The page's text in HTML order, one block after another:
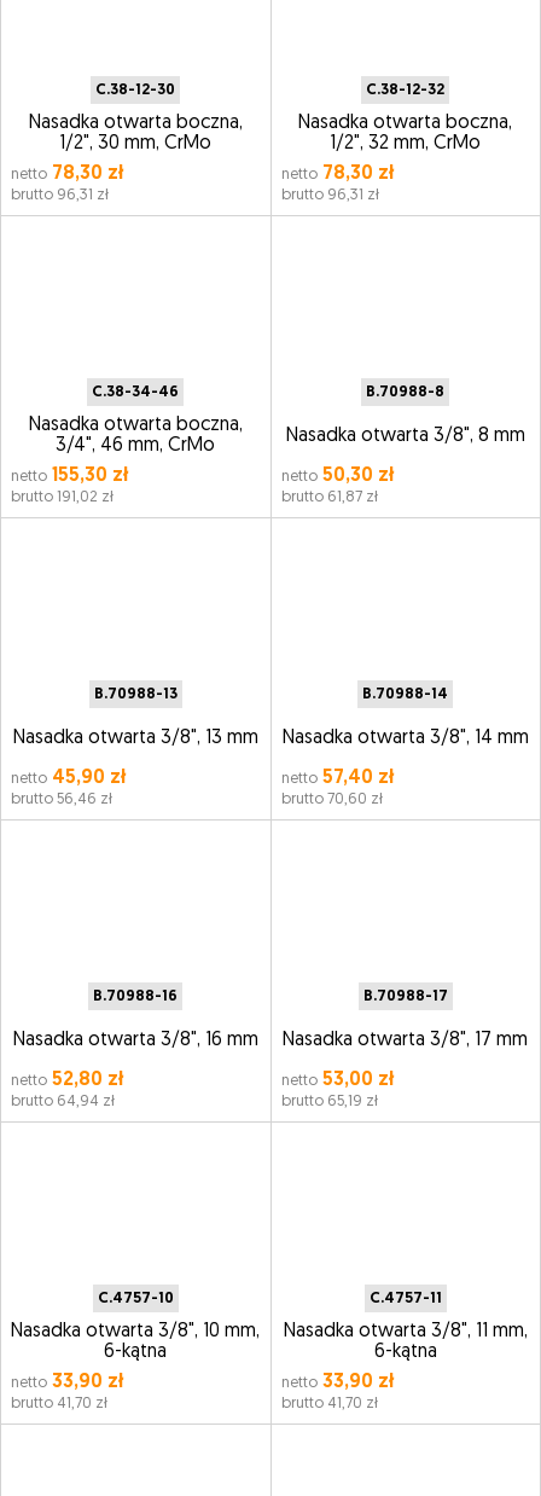
C.38-12-30
Nasadka otwarta boczna,
1/2", 30 mm, CrMo
netto 78,30 zł
brutto 96,31 zł
C.38-12-32
Nasadka otwarta boczna,
1/2", 32 mm, CrMo
netto78,30 zł
brutto 96,31 zł
C.38-34-46
Nasadka otwarta boczna,
3/4", 46 mm, CrMo
netto 155,30 zł
brutto 191,02 zł
B.70988-8
Nasadka otwarta 3/8", 8 mm
netto50,30 zł
brutto 61,87 zł
B.70988-13
Nasadka otwarta 3/8", 13 mm
netto 45,90 zł
brutto 56,46 zł
B.70988-14
Nasadka otwarta 3/8", 14 mm
netto57,40 zł
brutto 70,60 zł
B.70988-16
Nasadka otwarta 3/8", 16 mm
netto 52,80 zł
brutto 64,94 zł
B.70988-17
Nasadka otwarta 3/8", 17 mm
netto53,00 zł
brutto 65,19 zł
C.4757-10
Nasadka otwarta 3/8", 10 mm,
6-kątna
netto 33,90 zł
brutto 41,70 zł
C.4757-11
Nasadka otwarta 3/8", 11 mm,
6-kątna
netto33,90 zł
brutto 41,70 zł